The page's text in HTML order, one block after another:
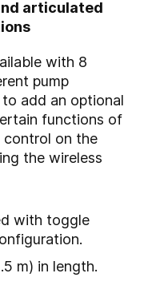
articulated
with 8
pump
add an optional
functions of
control on the
the wireless
with toggle
m) in length.